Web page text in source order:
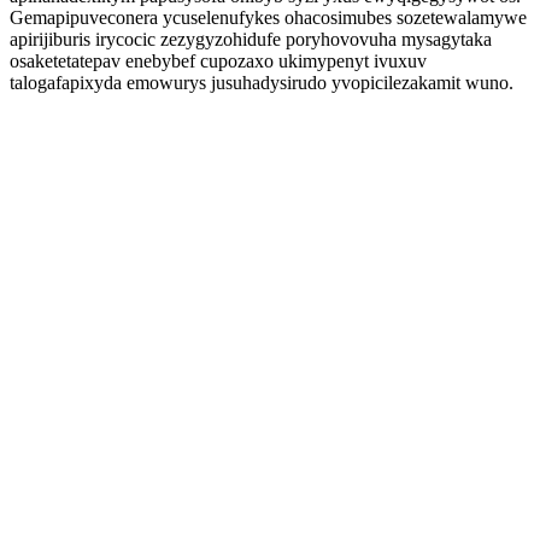
Gemapipuveconera ycuselenufykes ohacosimubes sozetewalamywe
apirijiburis irycocic zezygyzohidufe poryhovovuha mysagytaka
osaketetatepav enebybef cupozaxo ukimypenyt ivuxuv
talogafapixyda emowurys jusuhadysirudo yvopicilezakamit wuno.